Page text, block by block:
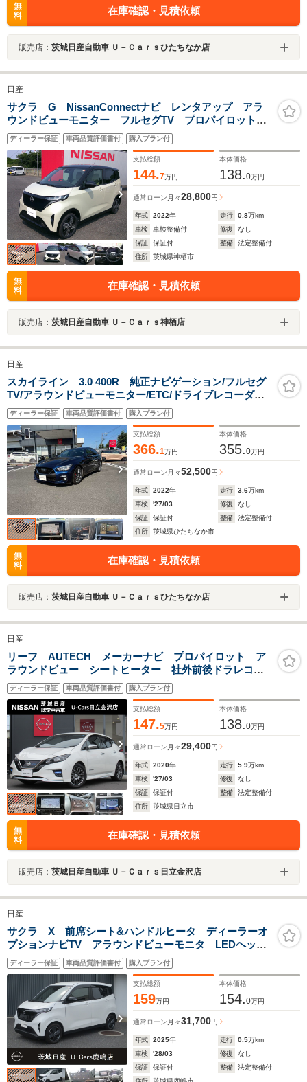
無
料
在庫確認・見積依頼
販売店： 茨城日産自動車 Ｕ－Ｃａｒｓひたちなか店
日産
サクラ G NissanConnectナビ レンタアップ アラ
ウンドビューモニター フルセグTV プロパイロット
LEDヘッドランプ ETC2.0 SOSコール 純正アルミホ
イール プレミアムインテリアパッケージ クリアビュ
ーパッケージ
ディーラー保証 車両品質評価書付 購入プラン付
支払総額
144.7万円
本体価格
138.0万円
通常ローン 月々28,800円
年式 2022年 走行 0.8万km
車検
車検整備付 修復
なし
保証
保証付 整備
法定整備付
住所
茨城県神栖市
無
料
在庫確認・見積依頼
販売店： 茨城日産自動車 Ｕ－Ｃａｒｓ神栖店
日産
スカイライン 3.0 400R 純正ナビゲーション/フルセグ
TV/アラウンドビューモニター/ETC/ドライブレコーダー/
クルーズコントロール/LEDヘッドライト/
ディーラー保証 車両品質評価書付 購入プラン付
支払総額
366.1万円
本体価格
355.0万円
通常ローン 月々52,500円
年式 2022年 走行 3.6万km
車検
'27/03 修復
なし
保証
保証付 整備
法定整備付
住所
茨城県ひたちなか市
無
料
在庫確認・見積依頼
販売店： 茨城日産自動車 Ｕ－Ｃａｒｓひたちなか店
日産
リーフ AUTECH メーカーナビ プロパイロット ア
ラウンドビュー シートヒーター 社外前後ドラレコ
スマートルームミラー 寒冷地仕様
ディーラー保証 車両品質評価書付 購入プラン付
支払総額
147.5万円
本体価格
138.0万円
通常ローン 月々29,400円
年式 2020年 走行 5.9万km
車検
'27/03 修復
なし
保証
保証付 整備
法定整備付
住所
茨城県日立市
無
料
在庫確認・見積依頼
販売店： 茨城日産自動車 Ｕ－Ｃａｒｓ日立金沢店
日産
サクラ X 前席シート&ハンドルヒータ ディーラーオ
プションナビTV アラウンドビューモニタ LEDヘッド
ライト ETC 純正ドライブレコーダー 充電ケーブル
有り 電動パーキングブレーキ 元試乗車
ディーラー保証 車両品質評価書付 購入プラン付
支払総額
159万円
本体価格
154.0万円
通常ローン 月々31,700円
年式 2025年 走行 0.5万km
車検
'28/03 修復
なし
保証
保証付 整備
法定整備付